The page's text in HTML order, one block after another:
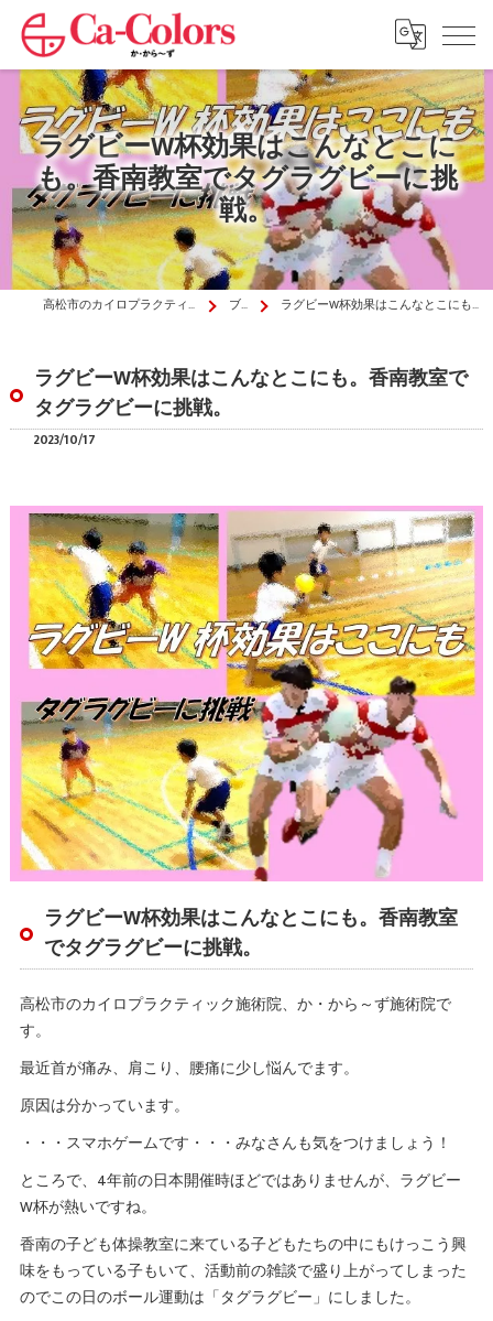
ラグビーW杯効果はこんなとこに
も。香南教室でタグラグビーに挑
戦。
高松市のカイロプラクティックはか・から～ず施術院 ブログ ラグビーW杯効果はこんなとこにも。香南教室でタグラグビーに挑戦。
ラグビーW杯効果はこんなとこにも。香南教室で
タグラグビーに挑戦。
2023/10/17
ラグビーW杯効果はこんなとこにも。香南教室
でタグラグビーに挑戦。
高松市のカイロプラクティック施術院、か・から～ず施術院で
す。
最近首が痛み、肩こり、腰痛に少し悩んでます。
原因は分かっています。
・・・スマホゲームです・・・みなさんも気をつけましょう！
ところで、4年前の日本開催時ほどではありませんが、ラグビー
W杯が熱いですね。
香南の子ども体操教室に来ている子どもたちの中にもけっこう興
味をもっている子もいて、活動前の雑談で盛り上がってしまった
のでこの日のボール運動は「タグラグビー」にしました。